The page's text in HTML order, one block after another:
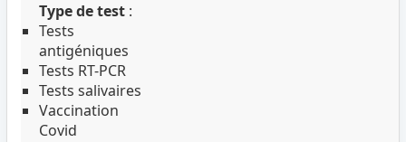
Type de test :
Tests
antigéniques
Tests RT-PCR
Tests salivaires
Vaccination
Covid